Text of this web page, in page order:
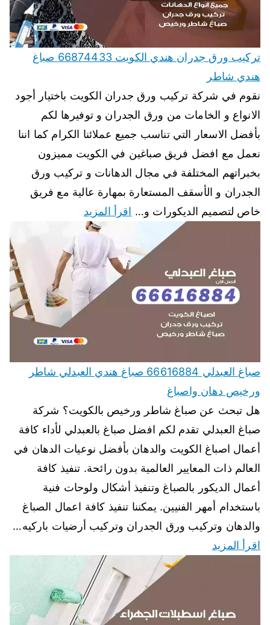
تركيب ورق جدران هندي الكويت 66874433 صباغ
هندي شاطر
نقوم في شركة تركيب ورق جدران الكويت باختيار أجود
الانواع و الخامات من ورق الجدران و توفيرها لكم
بأفضل الاسعار التي تناسب جميع عملائنا الكرام كما اننا
نعمل مع افضل فريق صباغين في الكويت مميزون
بخبراتهم المختلفة في مجال الدهانات و تركيب ورق
الجدران و الأسقف المستعارة بمهارة عالية مع فريق
خاص لتصميم الديكورات و… اقرأ المزيد
صباغ العبدلي 66616884 صباغ هندي العبدلي شاطر
ورخيص دهان واصباغ
هل تبحث عن صباغ شاطر ورخيص بالكويت؟ شركة
صباغ العبدلي تقدم لكم افضل صباغ بالعبدلي لأداء كافة
أعمال اصباغ الكويت والدهان بأفضل نوعيات الدهان في
العالم ذات المعايير العالمية بدون رائحة. تنفيذ كافة
أعمال الديكور بالصباغ وتنفيذ أشكال ولوحات فنية
باستخدام أمهر الفنيين. يمكننا تنفيذ كافة اعمال الصباغ
والدهان وتركيب ورق الجدران وتركيب أرضيات باركيه…
اقرأ المزيد